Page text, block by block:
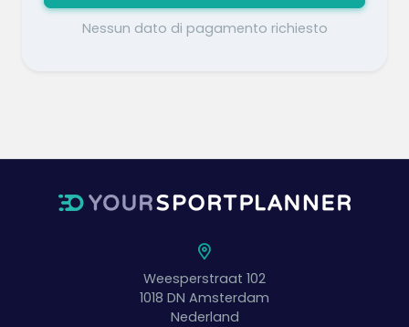
Nessun dato di pagamento richiesto
Weesperstraat 102
1018 DN Amsterdam
Nederland